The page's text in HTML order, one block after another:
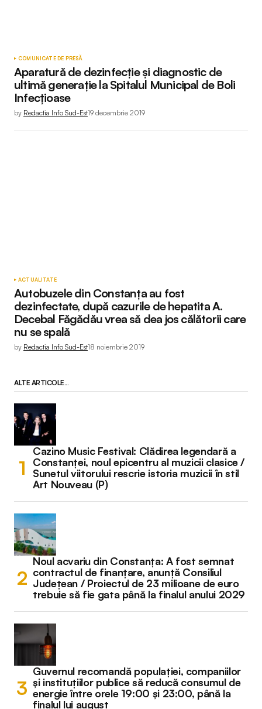
COMUNICATE DE PRESĂ
Aparatură de dezinfecție și diagnostic de
ultimă generație la Spitalul Municipal de Boli
Infecțioase
by Redactia Info Sud-Est19 decembrie 2019
ACTUALITATE
Autobuzele din Constanța au fost
dezinfectate, după cazurile de hepatita A.
Decebal Făgădău vrea să dea jos călătorii care
nu se spală
by Redactia Info Sud-Est18 noiembrie 2019
ALTE ARTICOLE...
Cazino Music Festival: Clădirea legendară a
Constanței, noul epicentru al muzicii clasice /
Sunetul viitorului rescrie istoria muzicii în stil
Art Nouveau (P)
Noul acvariu din Constanța: A fost semnat
contractul de finanțare, anunță Consiliul
Județean / Proiectul de 23 milioane de euro
trebuie să fie gata până la finalul anului 2029
Guvernul recomandă populației, companiilor
și instituțiilor publice să reducă consumul de
energie între orele 19:00 și 23:00, până la
finalul lui august